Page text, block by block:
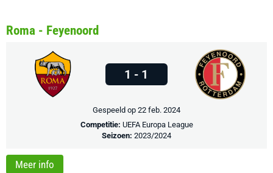
Roma - Feyenoord
1 - 1
Gespeeld op 22 feb. 2024
Competitie: UEFA Europa League
Seizoen: 2023/2024
Meer info